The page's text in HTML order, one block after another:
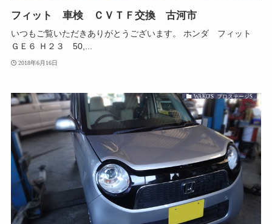
フィット 車検 ＣＶＴＦ交換 古河市
いつもご覧いただきありがとうございます。 ホンダ フィット
ＧＥ６ Ｈ２３ 50,...
2018年6月16日
WAKO'S プロステージS